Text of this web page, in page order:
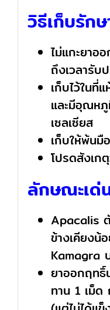
วิธีเก็บรักษ
ไม่แกะยาอ
ถึงเวลารับ
เก็บไว้ในที่
และมีอุณห
เซลเซียส
เก็บให้พ้นมื
โปรดสังเก
ลักษณะเด่
Apacalis
ข้างเคียงน้
Kamagra
ยาออกฤทธิ์
ทาน 1 เม็ด